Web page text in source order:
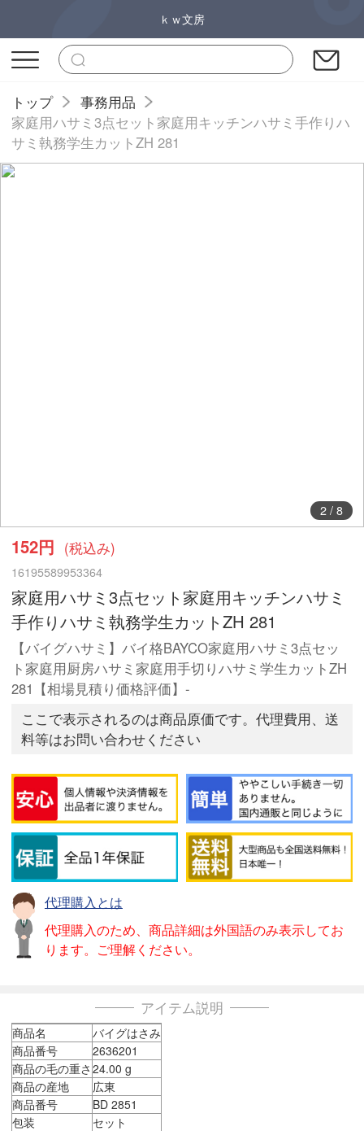
ｋｗ文房
トップ
事務用品
家庭用ハサミ3点セット家庭用キッチンハサミ手作りハ
サミ執務学生カットZH 281
2/ 8
152円 (税込み)
16195589953364
家庭用ハサミ3点セット家庭用キッチンハサミ
手作りハサミ執務学生カットZH 281
【バイグハサミ】バイ格BAYCO家庭用ハサミ3点セッ
ト家庭用厨房ハサミ家庭用手切りハサミ学生カットZH
281【相場見積り価格評価】-
ここで表示されるのは商品原価です。代理費用、送
料等はお問い合わせください
代理購入とは
代理購入のため、商品詳細は外国語のみ表示してお
ります。ご理解ください。
アイテム説明
商品名
バイグはさみ
商品番号
2636201
商品の毛の重さ 24.00 g
商品の産地
広東
商品番号
BD 2851
包装
セット